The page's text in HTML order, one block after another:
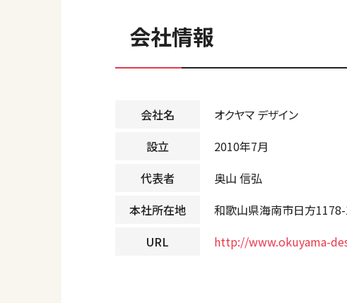
会社情報
会社名
オクヤマ デザイン
設立
2010年7月
代表者
奥山 信弘
本社所在地
和歌山県海南市日方
URL
http://www.okuyama-